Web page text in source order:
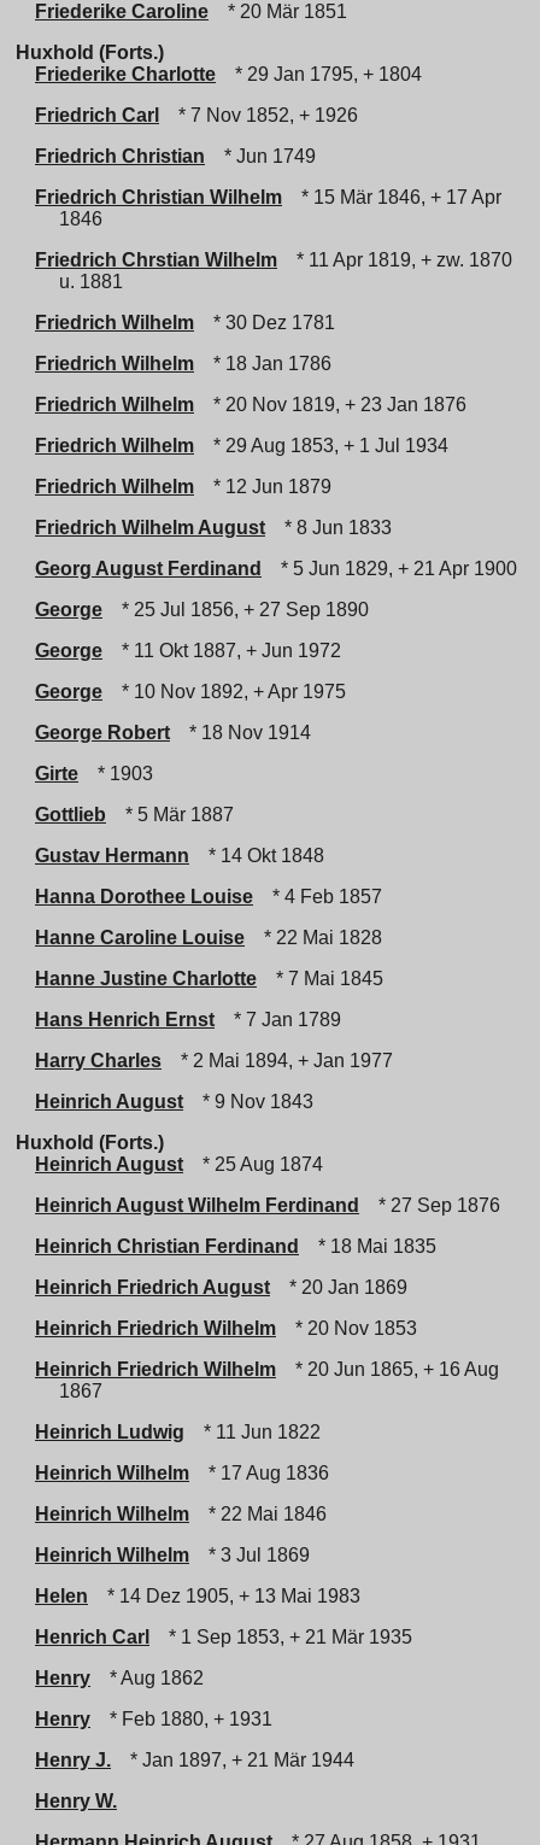
Friederike Caroline
* 20 Mär 1851
Huxhold (Forts.)
Friederike Charlotte
* 29 Jan 1795, + 1804
Friedrich Carl
* 7 Nov 1852, + 1926
Friedrich Christian
* Jun 1749
Friedrich Christian Wilhelm
* 15 Mär 1846, + 17 Apr
1846
Friedrich Chrstian Wilhelm
* 11 Apr 1819, + zw. 1870
u. 1881
Friedrich Wilhelm
* 30 Dez 1781
Friedrich Wilhelm
* 18 Jan 1786
Friedrich Wilhelm
* 20 Nov 1819, + 23 Jan 1876
Friedrich Wilhelm
* 29 Aug 1853, + 1 Jul 1934
Friedrich Wilhelm
* 12 Jun 1879
Friedrich Wilhelm August
* 8 Jun 1833
Georg August Ferdinand
* 5 Jun 1829, + 21 Apr 1900
George
* 25 Jul 1856, + 27 Sep 1890
George
* 11 Okt 1887, + Jun 1972
George
* 10 Nov 1892, + Apr 1975
George Robert
* 18 Nov 1914
Girte
* 1903
Gottlieb
* 5 Mär 1887
Gustav Hermann
* 14 Okt 1848
Hanna Dorothee Louise
* 4 Feb 1857
Hanne Caroline Louise
* 22 Mai 1828
Hanne Justine Charlotte
* 7 Mai 1845
Hans Henrich Ernst
* 7 Jan 1789
Harry Charles
* 2 Mai 1894, + Jan 1977
Heinrich August
* 9 Nov 1843
Huxhold (Forts.)
Heinrich August
* 25 Aug 1874
Heinrich August Wilhelm Ferdinand
* 27 Sep 1876
Heinrich Christian Ferdinand
* 18 Mai 1835
Heinrich Friedrich August
* 20 Jan 1869
Heinrich Friedrich Wilhelm
* 20 Nov 1853
Heinrich Friedrich Wilhelm
* 20 Jun 1865, + 16 Aug
1867
Heinrich Ludwig
* 11 Jun 1822
Heinrich Wilhelm
* 17 Aug 1836
Heinrich Wilhelm
* 22 Mai 1846
Heinrich Wilhelm
* 3 Jul 1869
Helen
* 14 Dez 1905, + 13 Mai 1983
Henrich Carl
* 1 Sep 1853, + 21 Mär 1935
Henry
* Aug 1862
Henry
* Feb 1880, + 1931
Henry J.
* Jan 1897, + 21 Mär 1944
Henry W.